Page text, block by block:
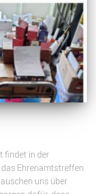
findet in der
Ehrenamtstreffen
uns über